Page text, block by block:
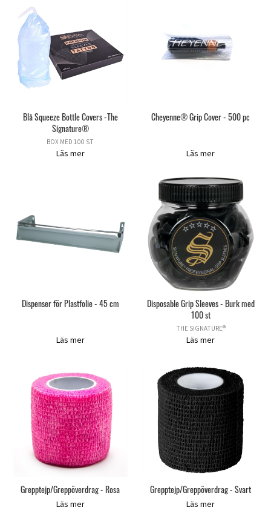
Blå Squeeze Bottle Covers -The
Signature®
BOX MED 100 ST
Läs mer
Cheyenne® Grip Cover - 500 pc
Läs mer
Dispenser för Plastfolie - 45 cm
Läs mer
Disposable Grip Sleeves - Burk med
100 st
THE SIGNATURE®
Läs mer
Grepptejp/Greppöverdrag - Rosa
Läs mer
Grepptejp/Greppöverdrag - Svart
Läs mer